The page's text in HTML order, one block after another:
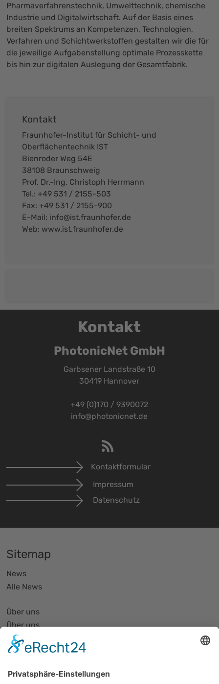
Pharmaverfahrenstechnik, Umwelttechnik, chemische
Industrie und Digitalwirtschaft. Auf der Basis eines
breiten Spektrums an Kompetenzen, Technologien,
Verfahren und Schichtwerkstoffen gestalten wir die für
die jeweilige Aufgabenstellung optimale Prozesskette
bis hin zur digitalen Auslegung der Gesamtfabrik.
Kontakt
Fraunhofer-Institut für Schicht- und
Oberflächentechnik IST
Bienroder Weg 54E
38108 Braunschweig
Prof. Dr.-Ing. Christoph Herrmann
Tel.: +49 531 / 2155-503
Fax: +49 531 / 2155-900
E-Mail: info@ist.fraunhofer.de
Web: www.ist.fraunhofer.de
Kontakt
PhotonicNet GmbH
Garbsener Landstraße 10
30419 Hannover
+49 (0)170 / 9390072
info@photonicnet.de
Kontaktformular
Impressum
Datenschutz
Sitemap
News
Alle News
Über uns
Über uns
PhotonicNet:work - 1. Netzwerktreffen
Organisationsform
Partnernetze